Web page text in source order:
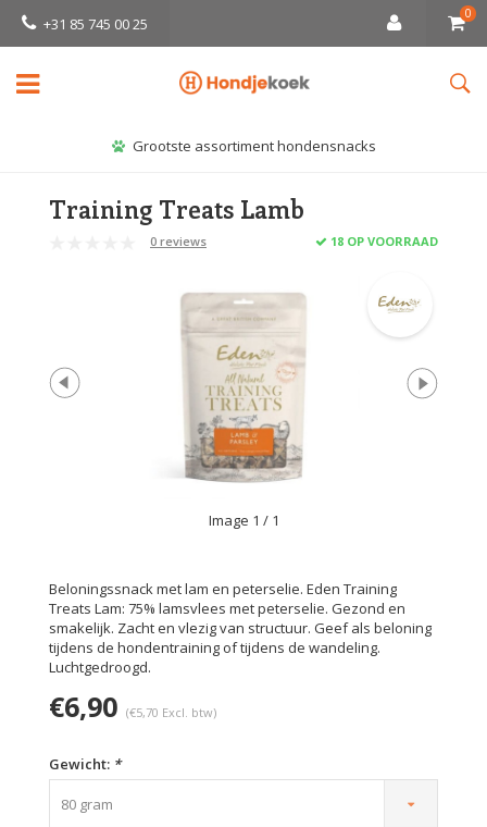
+31 85 745 00 25
0
Per PostNL verzonden door heel NL en BE
Training Treats Lamb
0 reviews 18 OP VOORRAAD
Image 1 / 1
Beloningssnack met lam en peterselie. Eden Training
Treats Lam: 75% lamsvlees met peterselie. Gezond en
smakelijk. Zacht en vlezig van structuur. Geef als beloning
tijdens de hondentraining of tijdens de wandeling.
Luchtgedroogd.
€6,90 (€5,70 Excl. btw)
Gewicht: *
80 gram